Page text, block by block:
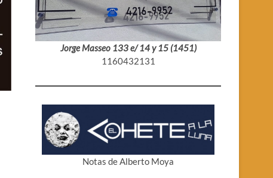
Jorge Masseo 133 e/ 14 y 15 (1451)
1160432131
Notas de Alberto Moya